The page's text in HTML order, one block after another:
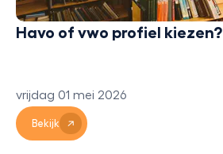
Havo of vwo profiel kiezen?
vrijdag 01 mei 2026
Bekijk